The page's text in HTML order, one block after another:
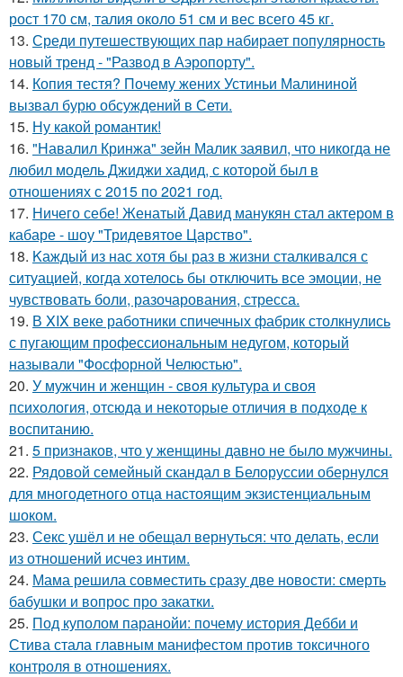
рост 170 см, талия около 51 см и вес всего 45 кг.
13. Среди путешествующих пар набирает популярность
новый тренд - "Развод в Аэропорту".
14. Копия тестя? Почему жених Устиньи Малининой
вызвал бурю обсуждений в Сети.
15. Ну какой романтик!
16. "Навалил Кринжа" зейн Малик заявил, что никогда не
любил модель Джиджи хадид, с которой был в
отношениях с 2015 по 2021 год.
17. Ничего себе! Женатый Давид манукян стал актером в
кабаре - шоу "Тридевятое Царство".
18. Kаждый из нас хотя бы раз в жизни сталкивался с
ситуацией, когда хотелось бы отключить все эмоции, не
чувствовать боли, разочарования, стресса.
19. В XIX веке работники спичечных фабрик столкнулись
с пугающим профессиональным недугом, который
называли "Фосфорной Челюстью".
20. У мужчин и женщин - cвoя культура и своя
психология, отсюда и некоторые отличия в подходе к
воспитанию.
21. 5 признаков, что у женщины давно не было мужчины.
22. Рядовой семейный скандал в Белоруссии обернулся
для многодетного отца настоящим экзистенциальным
шоком.
23. Секс ушёл и не обещал вернуться: что делать, если
из отношений исчез интим.
24. Мама решила совместить сразу две новости: смерть
бабушки и вопрос про закатки.
25. Под куполом паранойи: почему история Дебби и
Стива стала главным манифестом против токсичного
контроля в отношениях.